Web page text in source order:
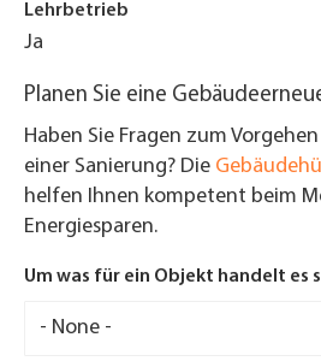
Lehrbetrieb
Ja
Planen Sie eine
Haben Sie Fragen zum
einer Sanierung? Die
helfen Ihnen kompetent beim
Energiesparen.
Um was für ein Objekt handelt es